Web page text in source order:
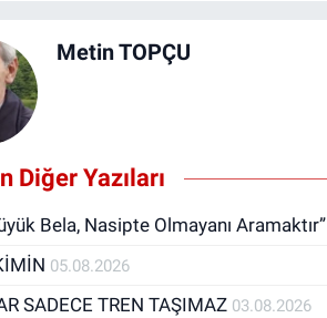
Metin TOPÇU
Diğer Yazıları
Bela, Nasipte Olmayanı Aramaktır”
05.08.2026
SADECE TREN TAŞIMAZ 03.08.2026